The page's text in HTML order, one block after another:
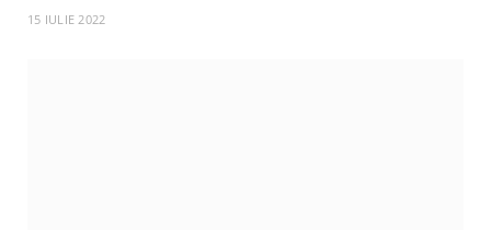
15 IULIE 2022